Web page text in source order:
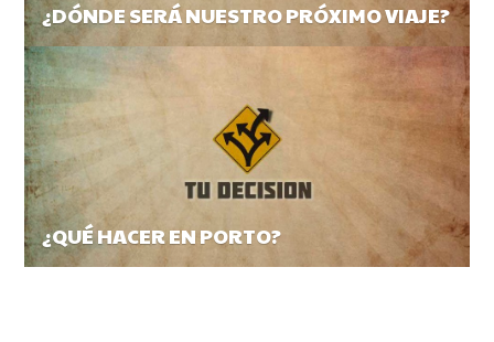
¿DÓNDE SERÁ NUESTRO PRÓXIMO VIAJE?
¿QUÉ HACER EN PORTO?